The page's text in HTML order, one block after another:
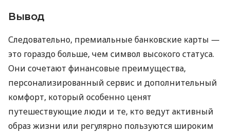
Вывод
Следовательно, премиальные банковские карты —
это гораздо больше, чем символ высокого статуса.
Они сочетают финансовые преимущества,
персонализированный сервис и дополнительный
комфорт, который особенно ценят
путешествующие люди и те, кто ведут активный
образ жизни или регулярно пользуются широким